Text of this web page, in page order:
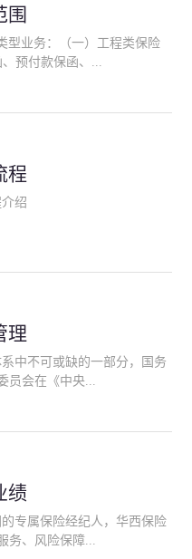
围
型业务：（一）工程类保险
预付款保函、...
公众责任保险、精神病监护
保险等）；（三）传统财产
着业务的开展，华西经纪会
经纪服务。
程
绍
理
中不可或缺的一部分，国务
员会在《中央...
经营效率；能够为企业提供
风险转移到灾后防损、索赔
拓展和深化由保险公司提供
绩
专属保险经纪人，华西保险
务、风险保障...